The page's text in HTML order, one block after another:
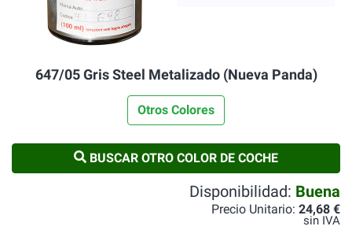
647/05 Gris Steel Metalizado (Nueva Panda)
Otros Colores
BUSCAR OTRO COLOR DE COCHE
Disponibilidad: Buena
Precio Unitario: 24,68 €
sin IVA